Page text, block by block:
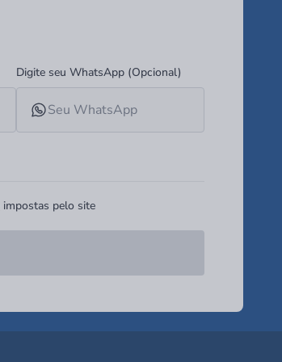
Digite seu WhatsApp (Opcional)
impostas pelo site